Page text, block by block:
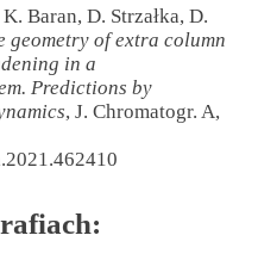
Baran, D. Strzałka, D.
geometry of extra column
in a
Predictions by
, J. Chromatogr. A,